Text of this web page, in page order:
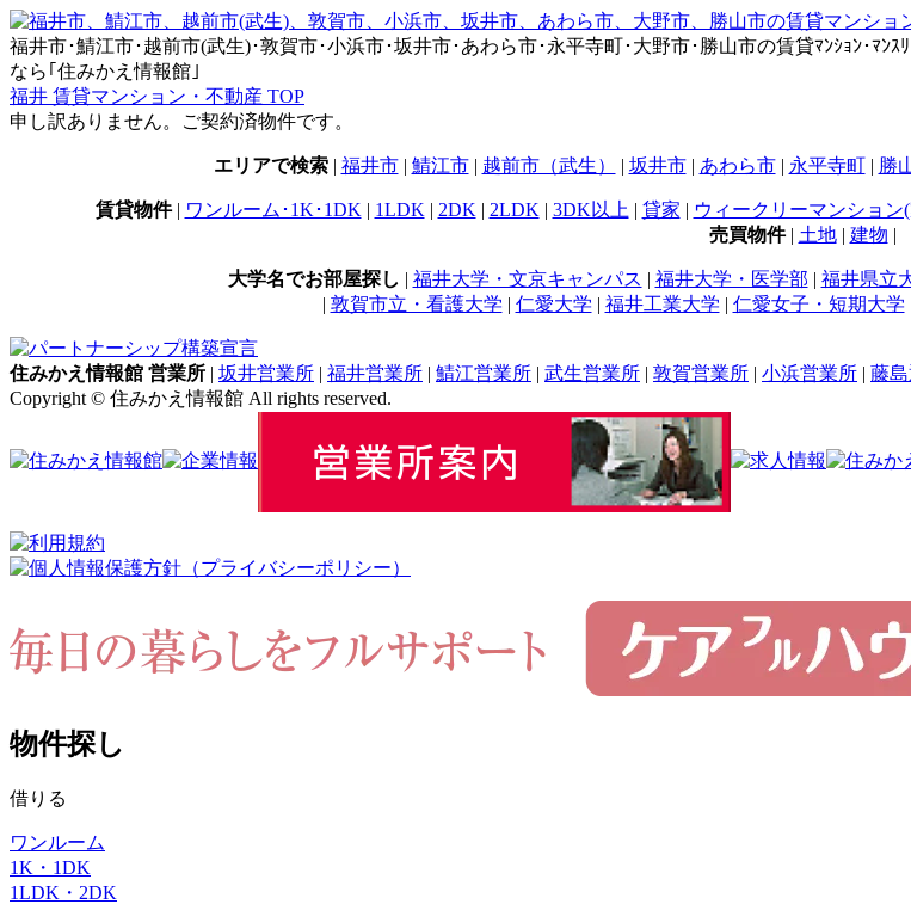
福井市･鯖江市･越前市(武生)･敦賀市･小浜市･坂井市･あわら市･永平寺町･大野市･勝山市の賃貸ﾏﾝｼｮﾝ･ﾏﾝ
なら｢住みかえ情報館｣
福井 賃貸マンション・不動産 TOP
申し訳ありません。ご契約済物件です。
エリアで検索| 福井市| 鯖江市| 越前市（武生） | 坂井市| あわら市| 永平寺町| 勝
賃貸物件| ワンルーム･1K･1DK | 1LDK | 2DK | 2LDK | 3DK以上 | 貸家 | ウィークリーマンション
売買物件| 土地| 建物 |
大学名でお部屋探し | 福井大学・文京キャンパス | 福井大学・医学部 | 福井県立
| 敦賀市立・看護大学 | 仁愛大学 | 福井工業大学 | 仁愛女子・短期大学
住みかえ情報館 営業所 | 坂井営業所 | 福井営業所 | 鯖江営業所 | 武生営業所 | 敦賀営業所 | 小浜営業所 | 藤
Copyright © 住みかえ情報館 All rights reserved.
物件探し
借りる
ワンルーム
1K・1DK
1LDK・2DK